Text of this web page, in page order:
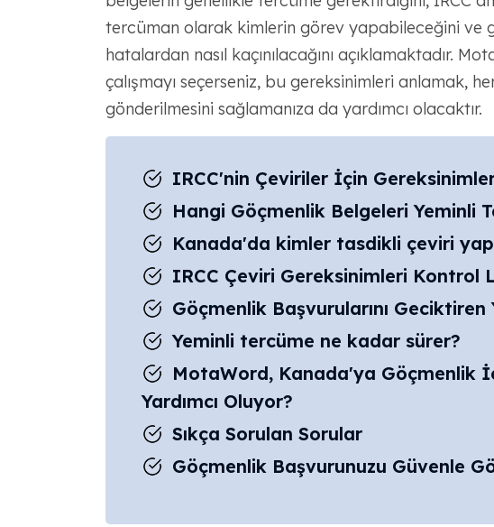
tercüman olarak kimlerin görev yapabileceğini ve
hatalardan nasıl kaçınılacağını açıklamaktadır.
çalışmayı seçerseniz, bu gereksinimleri anlamak,
gönderilmesini sağlamanıza da yardımcı olacaktır.
IRCC'nin Çeviriler İçin
Hangi Göçmenlik Belgeleri Yeminli
Kanada'da kimler tasdikli çeviri
IRCC Çeviri Gereksinimleri Kontrol
Göçmenlik Başvurularını Geciktiren
Yeminli tercüme ne kadar sürer?
MotaWord, Kanada'ya Göçmenlik
Yardımcı Oluyor?
Sıkça Sorulan Sorular
Göçmenlik Başvurunuzu Güvenle